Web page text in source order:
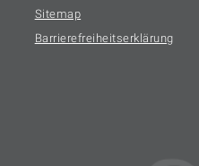
Sitemap
Barrierefreiheitserklärung